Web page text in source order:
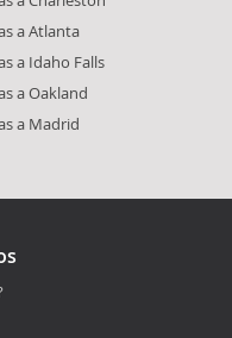
a Atlanta
a Idaho Falls
a Oakland
a Madrid